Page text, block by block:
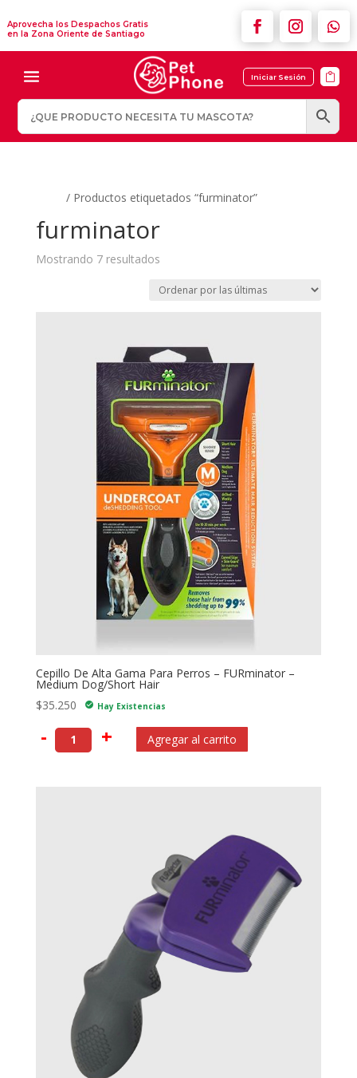
Aprovecha los Despachos Gratis
en la Zona Oriente de Santiago
Iniciar Sesión 
/ Productos etiquetados “furminator”
furminator
Mostrando 7 resultadosOrdenado
los
Cepillo De Alta Gama Para Perros – FURminator –
Medium Dog/Short Hair
$35.250 check_circle Hay Existencias
- + Agregar al carrito